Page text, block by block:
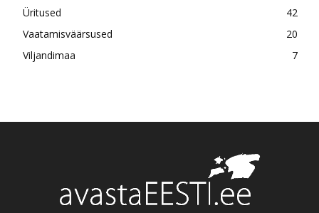
Üritused
42
Vaatamisväärsused
20
Viljandimaa
7